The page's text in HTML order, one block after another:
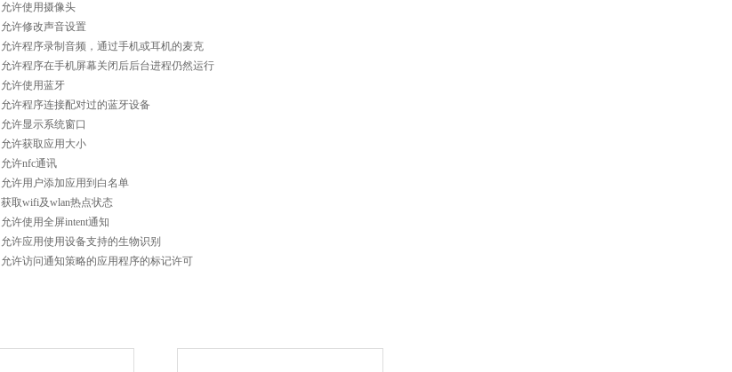
允许使用摄像头
允许修改声音设置
允许程序录制音频，通过手机或耳机的麦克
允许程序在手机屏幕关闭后后台进程仍然运行
允许使用蓝牙
允许程序连接配对过的蓝牙设备
允许显示系统窗口
允许获取应用大小
允许nfc通讯
允许用户添加应用到白名单
获取wifi及wlan热点状态
允许使用全屏intent通知
允许应用使用设备支持的生物识别
允许访问通知策略的应用程序的标记许可